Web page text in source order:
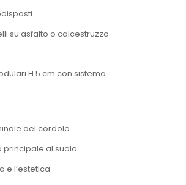
su asfalto o calcestruzzo
H 5 cm con sistema
del cordolo
principale al suolo
e l’estetica